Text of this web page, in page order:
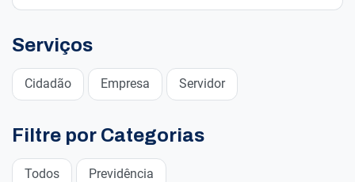
Serviços
Cidadão Empresa Servidor
Filtre por Categorias
Todos Previdência